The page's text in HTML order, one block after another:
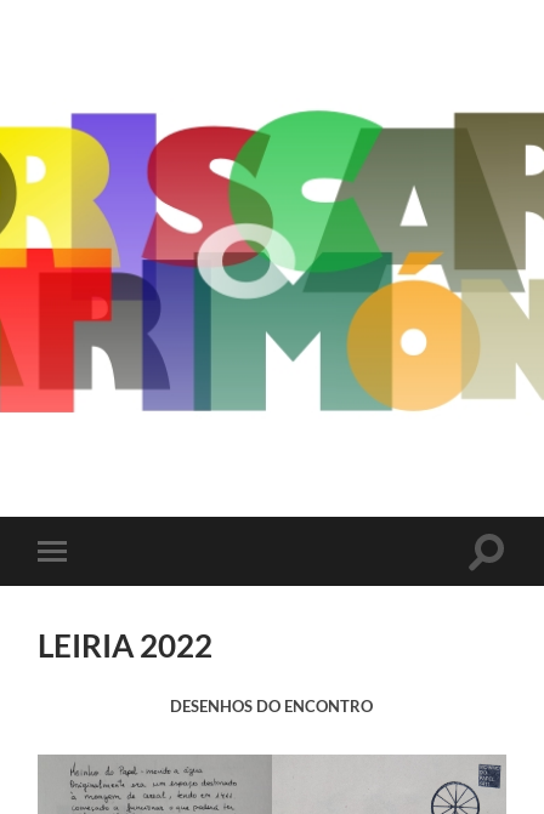
Toggle
mobile
Toggle
LEIRIA 2022
DESENHOS DO ENCONTRO